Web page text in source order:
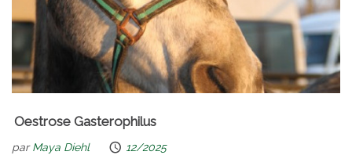
Oestrose Gasterophilus
parMaya Diehl 12/2025